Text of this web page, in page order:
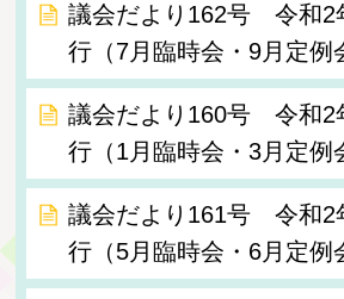
議会だより162号 令和2
行（7月臨時会・9月定例
議会だより160号 令和2
行（1月臨時会・3月定例
議会だより161号 令和2
行（5月臨時会・6月定例